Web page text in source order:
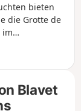
bieten
die Grotte de
im
die
sehr breiten
und bietet
zum Fluss
Blavet